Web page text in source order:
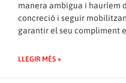
manera ambigua i hauríem
concreció i seguir
garantir el seu compliment
LLEGIR MÉS »